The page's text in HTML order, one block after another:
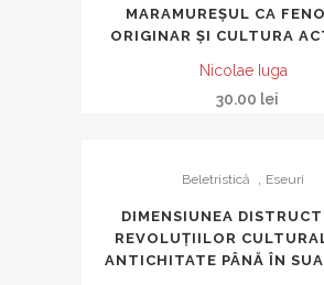
MARAMUREȘUL CA
ORIGINAR ȘI CULTURA
Nicolae Iuga
30.00 lei
Beletristică Eseuri
DIMENSIUNEA
REVOLUȚIILOR
ANTICHITATE PÂNĂ ÎN